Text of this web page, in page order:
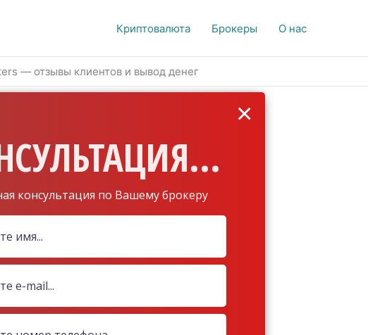
Криптовалюта Брокеры О нас
— отзывы клиентов и вывод денег
консультация по Вашему брокеру
×